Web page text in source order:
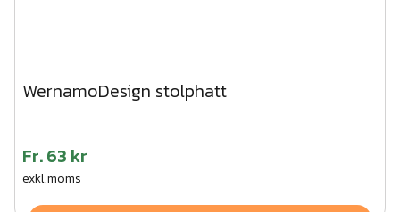
WernamoDesign stolphatt
Fr.63 kr
exkl.moms